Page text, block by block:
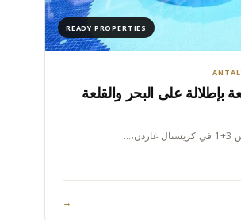
READY PROPERTIES
على البحر والقلعة
→